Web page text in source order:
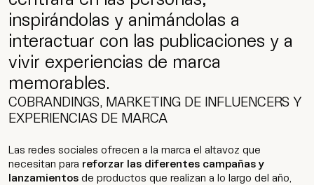
inspirándolas y animándolas a
interactuar con las publicaciones y a
vivir experiencias de marca
memorables.
COBRANDINGS, MARKETING DE INFLUENCERS Y
EXPERIENCIAS DE MARCA
Las redes sociales ofrecen a la marca el altavoz que
necesitan para reforzar las diferentes campañas y
lanzamientos de productos que realizan a lo largo del año,